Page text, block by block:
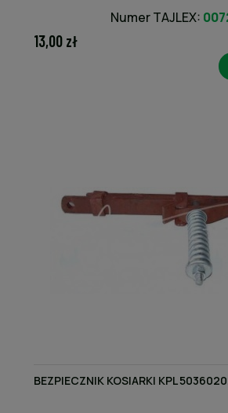
Numer TAJLEX:
13,00 zł
BEZPIECZNIK KOSIARKI KPL